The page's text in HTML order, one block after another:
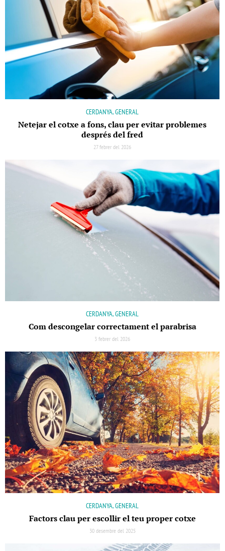
CERDANYA, GENERAL
Netejar el cotxe a fons, clau per evitar problemes
després del fred
27 febrer del 2026
CERDANYA, GENERAL
Com descongelar correctament el parabrisa
3 febrer del 2026
CERDANYA, GENERAL
Factors clau per escollir el teu proper cotxe
30 desembre del 2025